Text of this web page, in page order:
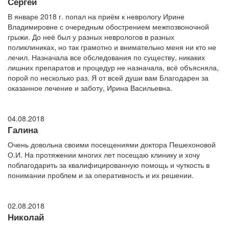
В январе 2018 г. попал на приём к неврологу Ирине
Владимировне с очередным обострением межпозвоночной
грыжи. До неё был у разных неврологов в разных
поликлиниках, но так грамотно и внимательно меня ни кто не
лечил. Назначала все обследования по существу, никаких
лишних препаратов и процедур не назначала, всё объясняла,
порой по несколько раз. Я от всей души вам Благодарен за
оказанное лечение и заботу, Ирина Васильевна.
04.08.2018
Галина
Очень довольна своими посещениями доктора Пешехоновой
О.И. На протяжении многих лет посещаю клинику и хочу
поблагодарить за квалифицированную помощь и чуткость в
понимании проблем и за оперативность и их решении.
02.08.2018
Николай